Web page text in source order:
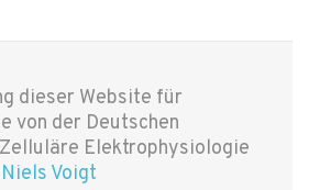
dieser Website für
von der Deutschen
Elektrophysiologie
Voigt